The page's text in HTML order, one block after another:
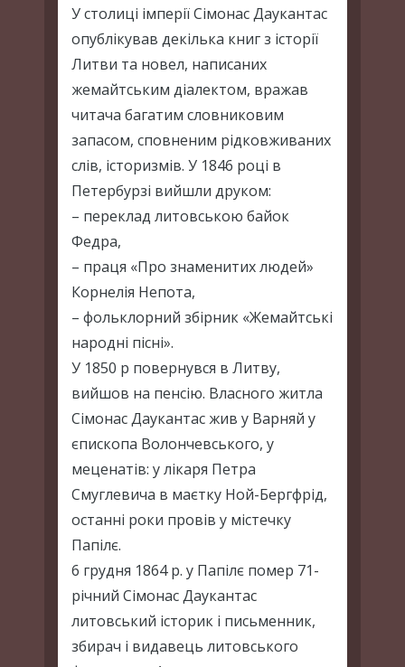
У столиці імперії Сімонас Даукантас
опублікував декілька книг з історії
Литви та новел, написаних
жемайтським діалектом, вражав
читача багатим словниковим
запасом, сповненим рідковживаних
слів, історизмів. У 1846 році в
Петербурзі вийшли друком:
– переклад литовською байок
Федра,
– праця «Про знаменитих людей»
Корнелія Непота,
– фольклорний збірник «Жемайтські
народні пісні».
У 1850 р повернувся в Литву,
вийшов на пенсію. Власного житла
Сімонас Даукантас жив у Варняй у
єпископа Волончевського, у
меценатів: у лікаря Петра
Смуглевича в маєтку Ной-Бергфрід,
останні роки провів у містечку
Папілє.
6 грудня 1864 р. у Папілє помер 71-
річний Сімонас Даукантас
литовський історик і письменник,
збирач і видавець литовського